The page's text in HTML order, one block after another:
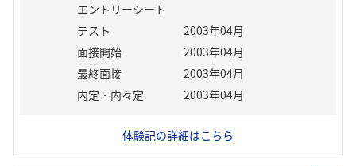
エントリーシート
テスト
2003年04月
面接開始
2003年04月
最終面接
2003年04月
内定・内々定
2003年04月
体験記の詳細はこちら